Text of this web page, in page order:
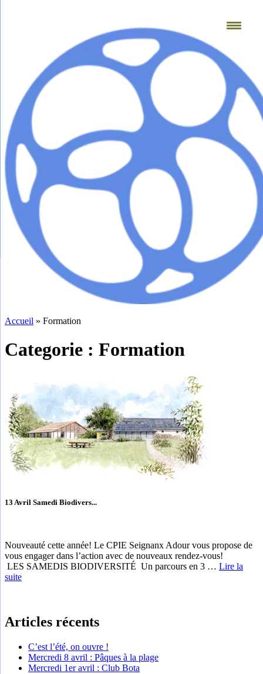
Accueil » Formation
Categorie : Formation
13 Avril Samedi Biodivers...
Nouveauté cette année! Le CPIE Seignanx Adour vous propose de
vous engager dans l’action avec de nouveaux rendez-vous!
LES SAMEDIS BIODIVERSITÉ Un parcours en 3 … Lire la
suite
Articles récents
C’est l’été, on ouvre !
Mercredi 8 avril : Pâques à la plage
Mercredi 1er avril : Club Bota